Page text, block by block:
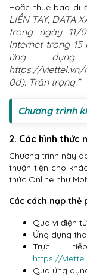
Hoặc thuê bao di
LIỀN TAY, DATA
trong ngày 11/
Internet trong
ứng
https://
0đ). Trân trọng.”
Chương trình
2. Các hình thức
Chương trình này
thuận tiện cho
thức Online như
Các cách nạp thẻ
Qua ví điện
Ứng dụng
Trực
https://
Qua ứng